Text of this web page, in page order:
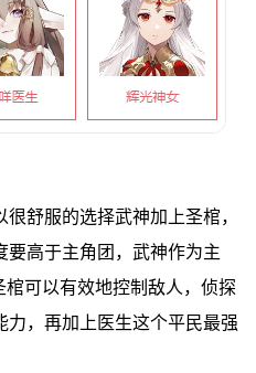
舒服的选择武神加上圣棺，
要高于主角团，武神作为主
可以有效地控制敌人，侦探
，再加上医生这个平民最强